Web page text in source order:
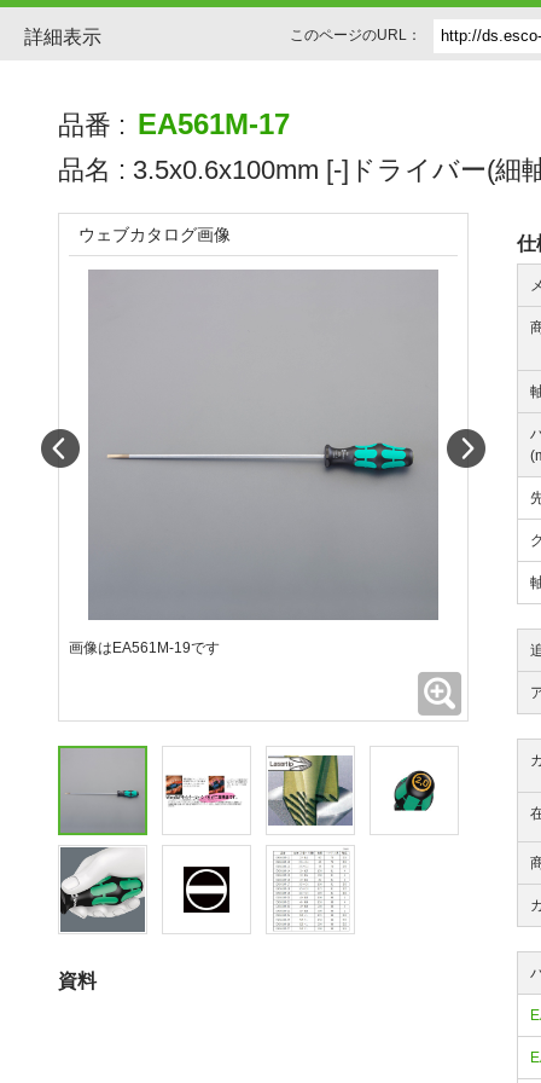
詳細表示 このページのURL：
品番 : EA561M-17
品名 : 3.5x0.6x100mm [-]ドライバー(細
仕
ウェブカタログ画像
画像はEA561M-19です
資料